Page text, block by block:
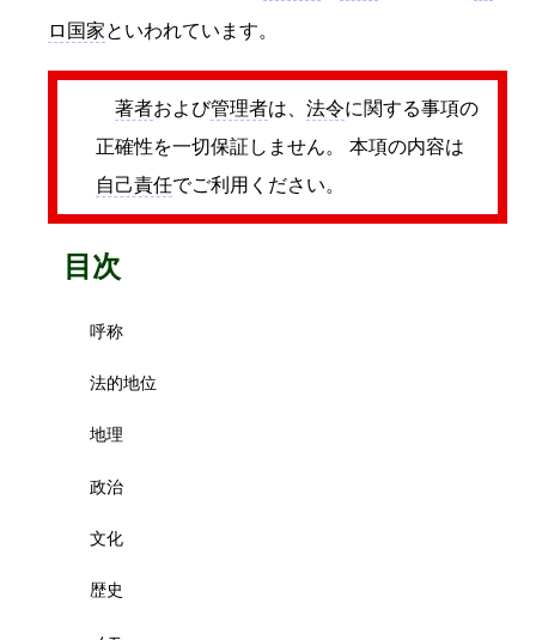
ロ国家といわれています。
著者および管理者は、 法令に関する事項の
正確性を一切保証しません。 本項の内容は
自己責任でご利用ください。
目次
呼称
法的地位
地理
政治
文化
歴史